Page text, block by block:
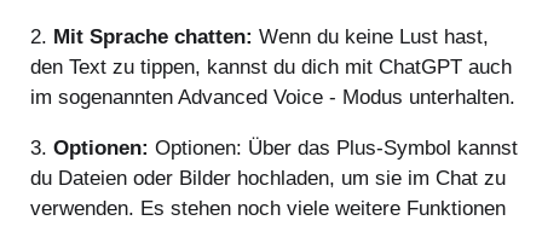
2. Mit Sprache chatten: Wenn du keine Lust hast,
den Text zu tippen, kannst du dich mit ChatGPT auch
im sogenannten Advanced Voice - Modus unterhalten.
3. Optionen: Optionen: Über das Plus-Symbol kannst
du Dateien oder Bilder hochladen, um sie im Chat zu
verwenden. Es stehen noch viele weitere Funktionen